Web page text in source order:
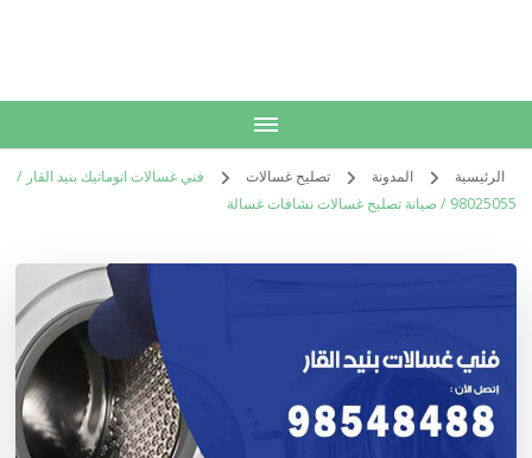
الرئيسية المدونة تصليح غسالات
فني غسالات اتوماتيك بنيد القار /
98025055 / صيانة تصليح غسالات نشافات غسالة